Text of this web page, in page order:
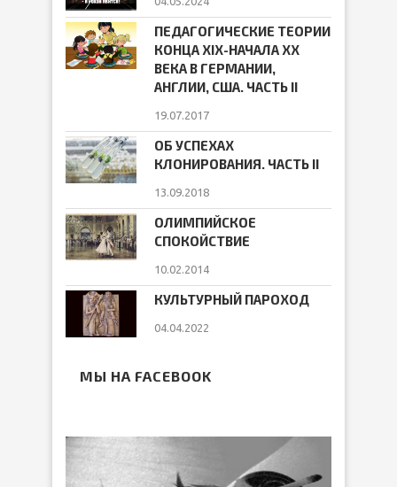
ПЕДАГОГИЧЕСКИЕ ТЕОРИИ
КОНЦА ХIХ-НАЧАЛА ХХ
ВЕКА В ГЕРМАНИИ,
АНГЛИИ, США. ЧАСТЬ II
19.07.2017
ОБ УСПЕХАХ
КЛОНИРОВАНИЯ. ЧАСТЬ II
13.09.2018
ОЛИМПИЙСКОЕ
СПОКОЙСТВИЕ
10.02.2014
КУЛЬТУРНЫЙ ПАРОХОД
04.04.2022
МЫ НА FACEBOOK